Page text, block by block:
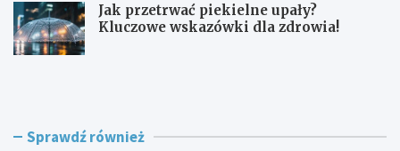
Jak przetrwać piekielne upały?
Kluczowe wskazówki dla zdrowia!
L
K
F
w Sprawdź również